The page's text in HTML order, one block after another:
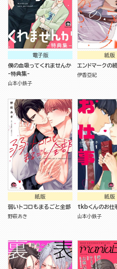
電子版
僕の血吸ってくれませんか
-特典集-
山本小鉄子
紙版
エンドマークの
伊香亞紀
紙版
弱いトコロもまるごと全部
野萩あき
紙版
tkbくんのお仕事
山本小鉄子